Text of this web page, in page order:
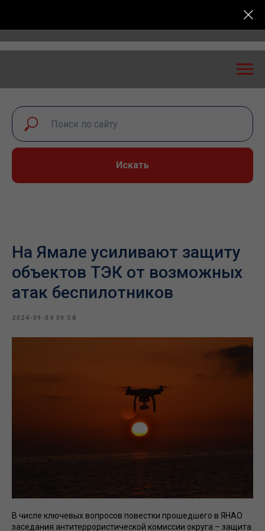
безопасность: экспертный диалог – 2026»
Искать
На Ямале усиливают защиту
объектов ТЭК от возможных
атак беспилотников
2024-09-04 09:58
В числе ключевых вопросов повестки прошедшего в ЯНАО
заседания антитеррористической комиссии округа – защита